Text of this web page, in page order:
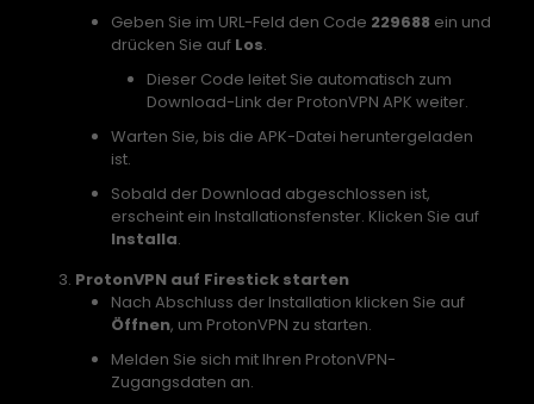
Geben Sie im URL-Feld den Code 229688 ein und
drücken Sie auf Los.
Dieser Code leitet Sie automatisch zum
Download-Link der ProtonVPN APK weiter.
Warten Sie, bis die APK-Datei heruntergeladen
ist.
Sobald der Download abgeschlossen ist,
erscheint ein Installationsfenster. Klicken Sie auf
Installa.
ProtonVPN auf Firestick starten
Nach Abschluss der Installation klicken Sie auf
Öffnen, um ProtonVPN zu starten.
Melden Sie sich mit Ihren ProtonVPN-
Zugangsdaten an.